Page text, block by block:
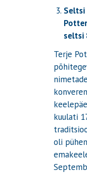
Seltsi
seltsi
Terje
kuulati
oli